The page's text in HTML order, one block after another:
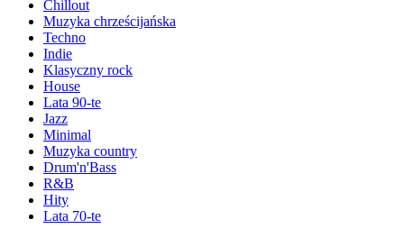
Chillout
Muzyka chrześcijańska
Techno
Indie
Klasyczny rock
House
Lata 90-te
Jazz
Minimal
Muzyka country
Drum'n'Bass
R&B
Hity
Lata 70-te